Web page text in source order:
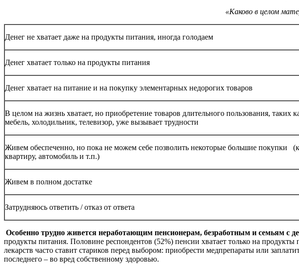
«Каково в целом
Денег не хватает даже на продукты питания, иногда голодаем
Денег хватает только на продукты питания
Денег хватает на питание и на покупку элементарных недорогих товаров
В целом на жизнь хватает, но приобретение товаров длительного пользования, таких
мебель, холодильник, телевизор, уже вызывает трудности
Живем обеспеченно, но пока не можем себе позволить некоторые большие покупки
квартиру, автомобиль и т.п.)
Живем в полном достатке
Затрудняюсь ответить / отказ от ответа
Особенно трудно живется неработающим пенсионерам, безработным и семьям с
продукты питания. Половине респондентов (52%) пенсии хватает только на
лекарств часто ставит стариков перед выбором: приобрести медпрепараты или
последнего – во вред собственному здоровью.